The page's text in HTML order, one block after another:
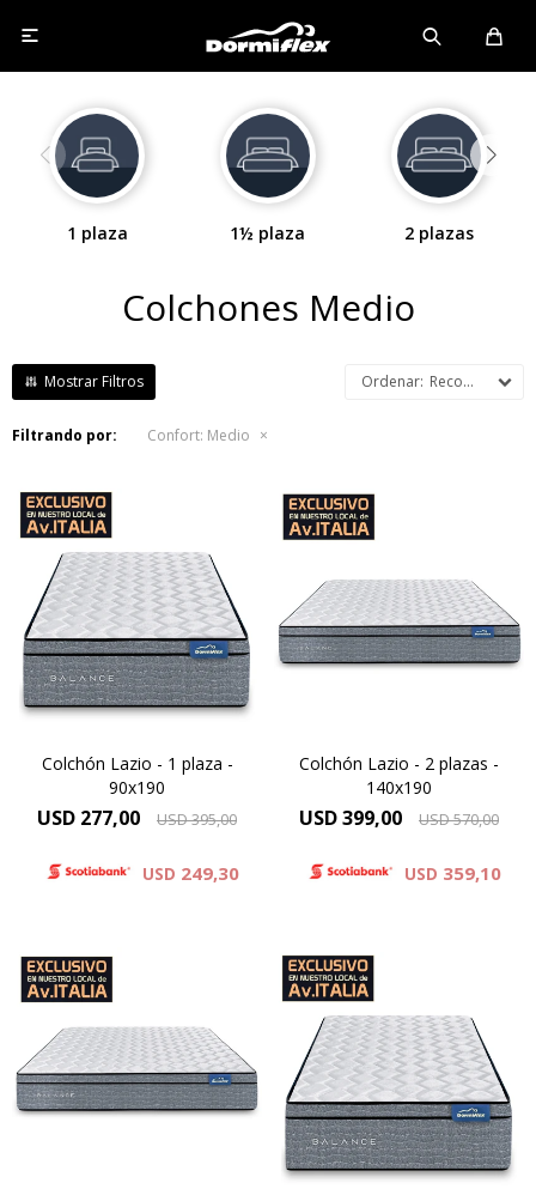

1 plaza 1½ plaza 2 plazas
Colchones Medio
Recomendados
Filtrando por: Confort: Medio
El Colchón Lazio está
equilibrio entre soporte y
comodidad, combinando un
sistema clásico de resortes
con capas de espumas de
alta densidad. Esta
construcción permite brindar
una superficie confortable y
una respuesta equilibrada
Colchón Lazio - 1 plaza -
90x190
USD 277,00 USD395,00
USD 249,30
El Colchón Lazio está
diseñado para ofrecer un
comodidad, combinando un
sistema clásico de resortes
con capas de espumas de
alta densidad. Esta
construcción permite brindar
una superficie confortable y
Colchón Lazio - 2 plazas -
140x190
USD399,00 USD570,00
USD 359,10
El Colchón Lazio está
diseñado para ofrecer un
equilibrio entre soporte y
comodidad, combinando un
sistema clásico de resortes
con capas de espumas de
alta densidad. Esta
construcción permite brindar
El Colchón Lazio está
diseñado para ofrecer un
equilibrio entre soporte y
comodidad, combinando un
sistema clásico de resortes
con capas de espumas de
alta densidad. Esta
construcción permite brindar
una superficie confortable y
una respuesta equilibrada